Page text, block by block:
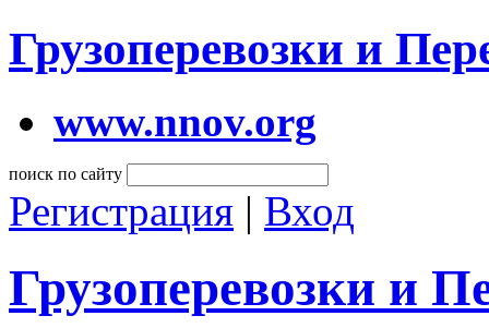
Грузоперевозки и
www.nnov.org
поиск по сайту
Регистрация | Вход
Грузоперевозки и